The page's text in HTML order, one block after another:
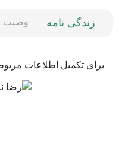
زندگی نامه وصیت
برای تکمیل اطلاعات